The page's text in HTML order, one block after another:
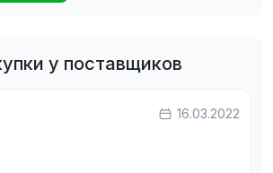
у поставщиков
16.03.2022